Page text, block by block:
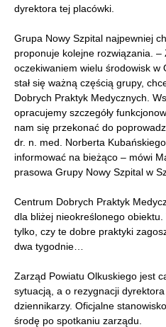
dyrektora tej placówki.
Grupa Nowy Szpital najpewniej
proponuje kolejne rozwiązania.
oczekiwaniem wielu środowisk w
stał się ważną częścią grupy,
Dobrych Praktyk Medycznych.
opracujemy szczegóły
nam się przekonać do
dr. n. med. Norberta
informować na bieżąco – mówi
prasowa Grupy Nowy Szpital w
Centrum Dobrych Praktyk
dla bliżej nieokreślonego
tylko, czy te dobre praktyki
dwa tygodnie…
Zarząd Powiatu Olkuskiego jest
sytuacją, a o rezygnacji dyrektora
dziennikarzy. Oficjalne
środę po spotkaniu zarządu.